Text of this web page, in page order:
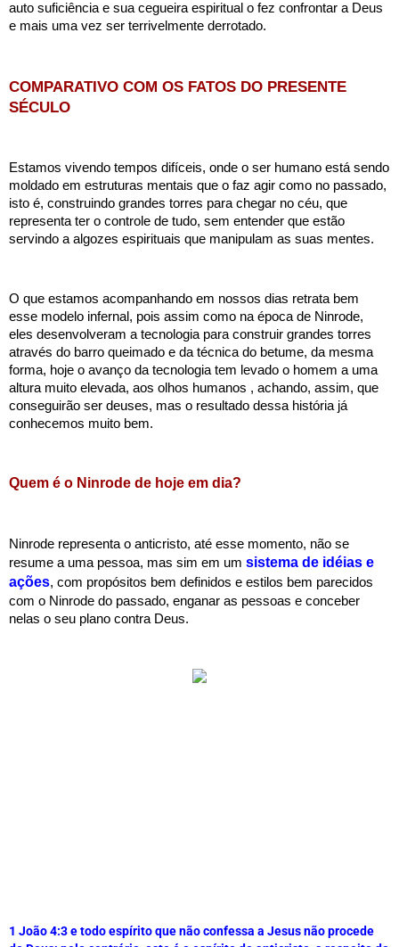
auto suficiência e sua cegueira espiritual o fez confrontar a Deus
e mais uma vez ser terrivelmente derrotado.
COMPARATIVO COM OS FATOS DO PRESENTE
SÉCULO
Estamos vivendo tempos difíceis, onde o ser humano está sendo
moldado em estruturas mentais que o faz agir como no passado,
isto é, construindo grandes torres para chegar no céu, que
representa ter o controle de tudo, sem entender que estão
servindo a algozes espirituais que manipulam as suas mentes.
O que estamos acompanhando em nossos dias retrata bem
esse modelo infernal, pois assim como na época de Ninrode,
eles desenvolveram a tecnologia para construir grandes torres
através do barro queimado e da técnica do betume, da mesma
forma, hoje o avanço da tecnologia tem levado o homem a uma
altura muito elevada, aos olhos humanos , achando, assim, que
conseguirão ser deuses, mas o resultado dessa história já
conhecemos muito bem.
Quem é o Ninrode de hoje em dia?
Ninrode representa o anticristo, até esse momento, não se
resume a uma pessoa, mas sim em um sistema de idéias e
ações, com propósitos bem definidos e estilos bem parecidos
com o Ninrode do passado, enganar as pessoas e conceber
nelas o seu plano contra Deus.
1 João 4:3 e todo espírito que não confessa a Jesus não procede